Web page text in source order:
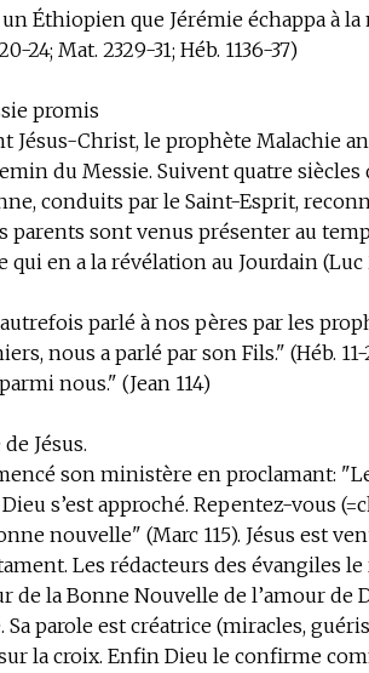
un Éthiopien que Jérémie échappa à
24; Mat. 2329-31; Héb. 1136-37)
promis
Jésus-Christ, le prophète Malachie
du Messie. Suivent quatre siècles
conduits par le Saint-Esprit,
parents sont venus présenter au
qui en a la révélation au Jourdain (Luc
parlé à nos pères par les
nous a parlé par son Fils." (Héb.
nous." (Jean 114)
Jésus.
son ministère en proclamant:
s’est approché. Repentez-vous
nouvelle" (Marc 115). Jésus est
Les rédacteurs des évangiles
de la Bonne Nouvelle de l’amour de
Sa parole est créatrice (miracles,
la croix. Enfin Dieu le confirme